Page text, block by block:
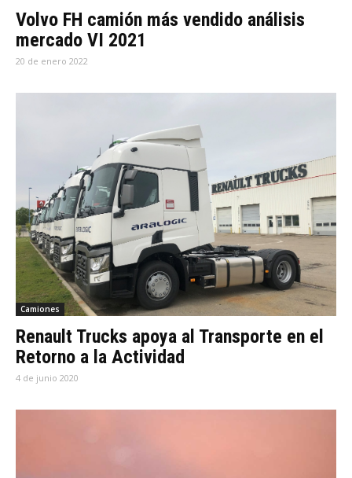
Volvo FH camión más vendido análisis
mercado VI 2021
20 de enero 2022
Camiones
Renault Trucks apoya al Transporte en el
Retorno a la Actividad
4 de junio 2020